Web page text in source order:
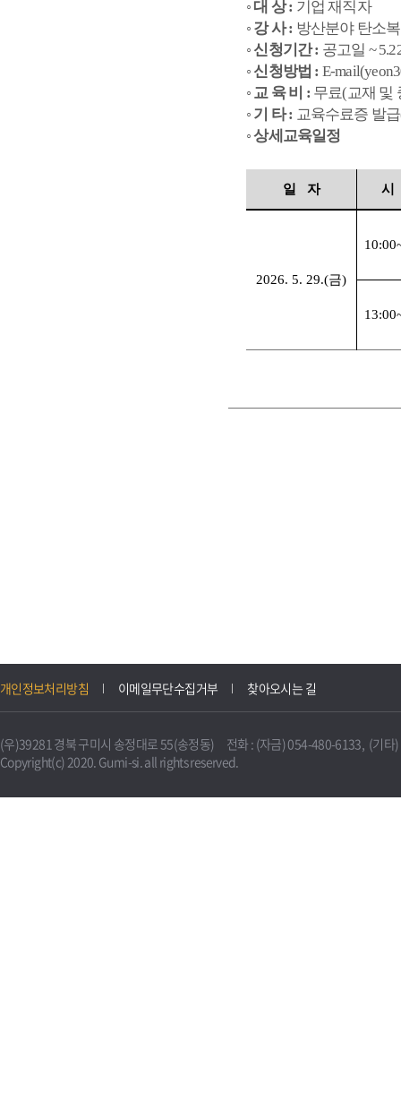
◦ 대 상 : 기업 재직자
◦ 강 사 : 방산분야 탄소
◦ 신청기간 : 공고일 ~
◦ 신청방법 : E-
◦ 교 육 비 : 무료(교재 및
◦ 기 타 : 교육수료증 발급
◦ 상세교육일정
일   자 시
2026. 5. 29.(금)
개인정보처리방침 이메일무단수집거부 찾아오시는 길
(우)39281 경북 구미시 송정대로 55(송정동) 전화 : (자금) 054-480-6133, (기타
Copyright(c) 2020. Gumi-si. all rights reserved.